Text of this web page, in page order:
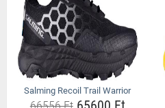
Salming Recoil Trail Warrior